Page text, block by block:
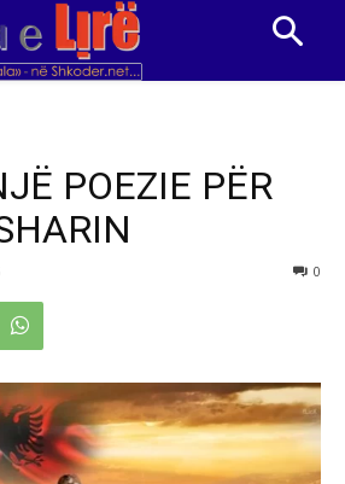
POEZIE PËR
0